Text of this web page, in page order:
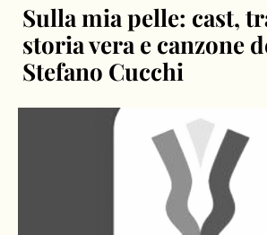
Sulla mia pelle: cast,
storia vera e canzone
Stefano Cucchi